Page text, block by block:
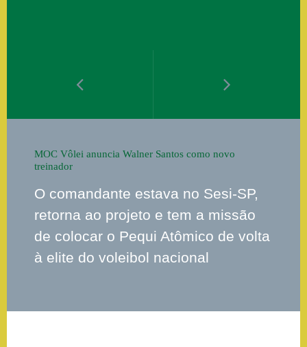
MOC Vôlei anuncia Walner Santos como novo
treinador
O comandante estava no Sesi-SP,
retorna ao projeto e tem a missão
de colocar o Pequi Atômico de volta
à elite do voleibol nacional